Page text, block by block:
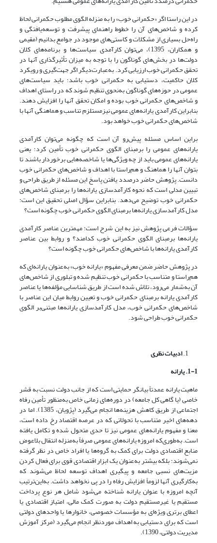
در این راستا اگر «حکمرانی خوب» را به منزله الگوی مطلوب حکمرانی لحاظ
کرده و شاخص‌های آن را خطوط راهنمای پیشرفت و توسعه‌یافتگی و
راه‌حل بسیاری از مشکلات و کاستی‌های موجود در جوامع بدانیم (مقیمی
و همکاران، 1395)، می‌توان کارآمدی سیاست‌ها و برنامه‌های کلان
دولت‌ها در بخش‌های گوناگون را با توجه به میزان تأثیرگذاری آنها در
تحقق حکمرانی خوب ارزیابی کرد. به‌عبارت‌دیگر اگر جهت‌گیری و رویکرد
کلان حاکمیت، دستیابی به حکمرانی خوب باشد؛ باید سیاست‌های
عمومی در حوزه‌های گوناگون به‌نحوی تنظیم شوند که در راستای اهداف
و شاخص‌های حکمرانی خوب بوده و امکان تحقق آنها را افزایش دهند.
بنابراین کارآمدی یارانه‌های عمومی نیزمستلزم تناسب و هماهنگی آنها با
شاخص‌های حکمرانی خوب خواهد بود.
براین اساس مسئله پیش‌رو آن است که چگونه می‌توان کارآمدی
یارانه‌های عمومی را برمبنای الگوی حکمرانی خوب تأمین کرد؛ یعنی
یارانه‌های عمومی باید از چه ویژگی‌ها یا شاخصه‌هایی برخوردار باشند تا
بتوان آنها را هماهنگ و هم‌راستا با اهداف و شاخص‌های حکمرانی خوب
دانست. پژوهش حاضر درصدد یافتن پاسخ این مسئله از طریق طراحی و
تبیین مدلی است که نحوه کارآمدسازی یارانه‌ها را برمبنای شاخص‌های
حکمرانی خوب توضیح می‌دهد. بنابراین سؤال اصلی تحقیق این است:
مدل کارآمدسازی یارانه‌ها برمبنای الگوی حکمرانی خوب چگونه است؟
سؤالات فرعی پژوهش نیز به این شرح است: مهمترین عناصر کارآمدی
یارانه‌ها برمبنای الگوی حکمرانی خوب کدامند؟ و روابط بین عناصر
کارآمدی یارانه‌ها با شاخص‌های حکمرانی خوب چگونه است؟
در پژوهش حاضر ضمن معرفی مفهوم «یارانه خوب» به‌عنوان یارانه‌ای که
هم‌راستا و متناسب با حکمرانی خوب تنظیم شده و تبلوری از شاخص‌های
آن به‌شمار می‌رود، تلاش شده است از طریق شناسایی مؤلفه‌ها یا عناصر
کارآمدی یارانه برمبنای حکمرانی خوب و تعیین روابط میان این عناصر با
شاخص‌های حکمرانی خوب، مدل کارآمدسازی یارانه‌ها مبتنی‌بر الگوی
حکمرانی خوب طراحی شود.
ادبیات نظری
1-1. یارانه
ماهیت یارانه عمدتاً بیانگر حمایتی است که از جانب دولت نسبت به قشر
خاصی (یا گاهی کل جامعه) در دوره‌های زمانی خاص به‌منظور تأمین رفاه
اجتماعی از طریق کاهش هزینه‌ها انجام می‌گیرد (پژویان، 1385). اما در
دهه‌های اخیر متناسب با تحولاتی که در عرصه اقتصاد رخ داده است،
معنا و مفهوم یارانه‌های عمومی نیز تا حدی متحول شده و تکامل یافته
است. به‌طوری‌که امروزه یارانه‌های عمومی صرفاً به‌منزله انتقال بلاعوض
منابع اقتصادی دولت برای کمک به گروه‌ها یا افراد خاص در نظر گرفته
نمی‌شوند؛ بلکه بیشتر به‌عنوان یک ابزار اقتصادی قوی برای فعال کردن
مزیت‌های نسبی جامعه و پیگیری اهداف توسعه لحاظ می‌شوند که
به‌کارگیری آنها لزوماً افزایش رفاه را در پی نخواهد داشت. به‌این‌ترتیب
آنچه امروزه با عنوان یارانه شناخته می‌شود شامل هر نوع پرداخت
مستقیم یا غیرمستقیم دولت به صورت کمک مالی، امتیاز اقتصادی یا
اعطای برتری ویژه‌ای به مؤسسات خصوصی، خانوارها یا واحدهای دولتی
است که برای دستیابی به اهداف موردنظر انجام می‌گیرد (مرکز آموزش
مدیریت دولتی، 1390).